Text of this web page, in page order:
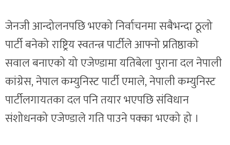
जेनजी आन्दोलनपछि भएको निर्वाचनमा सबैभन्दा ठूलो
पार्टी बनेको राष्ट्रिय स्वतन्त्र पार्टीले आफ्नो प्रतिष्ठाको
सवाल बनाएको यो एजेण्डामा यतिबेला पुराना दल नेपाली
कांग्रेस, नेपाल कम्युनिस्ट पार्टी एमाले, नेपाली कम्युनिस्ट
पार्टीलगायतका दल पनि तयार भएपछि संविधान
संशोधनको एजेण्डाले गति पाउने पक्का भएको हो ।